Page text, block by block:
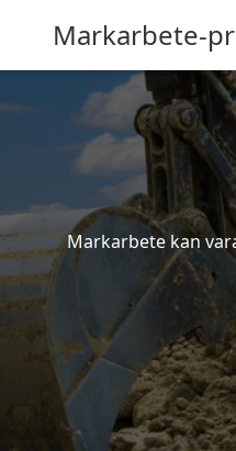
Markarbete-
Markarbete kan